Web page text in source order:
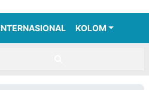
KOLOM